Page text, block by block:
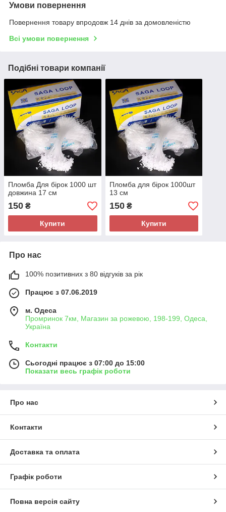
Умови повернення
Повернення товару впродовж 14 днів за домовленістю
Всі умови повернення
Подібні товари компанії
Пломба Для бірок 1000 шт
довжина 17 см
150 ₴
Купити
Пломба для бірок 1000шт
13 см
150₴
Купити
Про нас
100% позитивних з 80 відгуків за рік
Працює з 07.06.2019
м. Одеса
Промринок 7км, Магазин за рожевою, 198-199, Одеса,
Україна
Контакти
Сьогодні працює з 07:00 до 15:00
Показати весь графік роботи
Про нас
Контакти
Доставка та оплата
Графік роботи
Повна версія сайту